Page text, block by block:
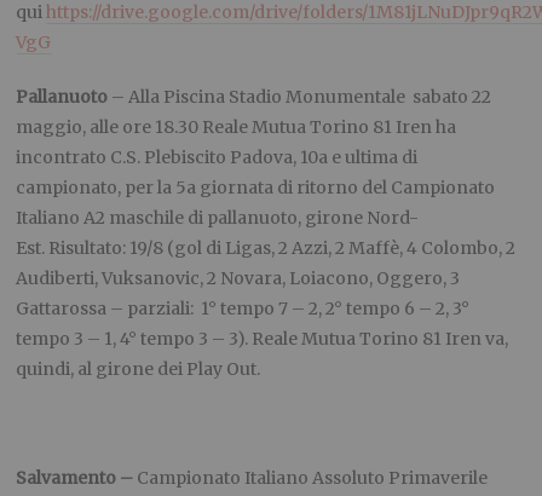
quihttps://drive.google.com/drive/folders/
VgG
Pallanuoto – Alla Piscina Stadio Monumentale sabato 22
maggio, alle ore 18.30 Reale Mutua Torino 81 Iren ha
incontrato C.S. Plebiscito Padova, 10a e ultima di
campionato, per la 5a giornata di ritorno del Campionato
Italiano A2 maschile di pallanuoto, girone Nord-
Est. Risultato: 19/8 (gol di Ligas, 2 Azzi, 2 Maffè, 4 Colombo, 2
Audiberti, Vuksanovic, 2 Novara, Loiacono, Oggero, 3
Gattarossa – parziali: 1° tempo 7 – 2, 2° tempo 6 – 2, 3°
tempo 3 – 1, 4° tempo 3 – 3). Reale Mutua Torino 81 Iren va,
quindi, al girone dei Play Out.
Salvamento – Campionato Italiano Assoluto Primaverile